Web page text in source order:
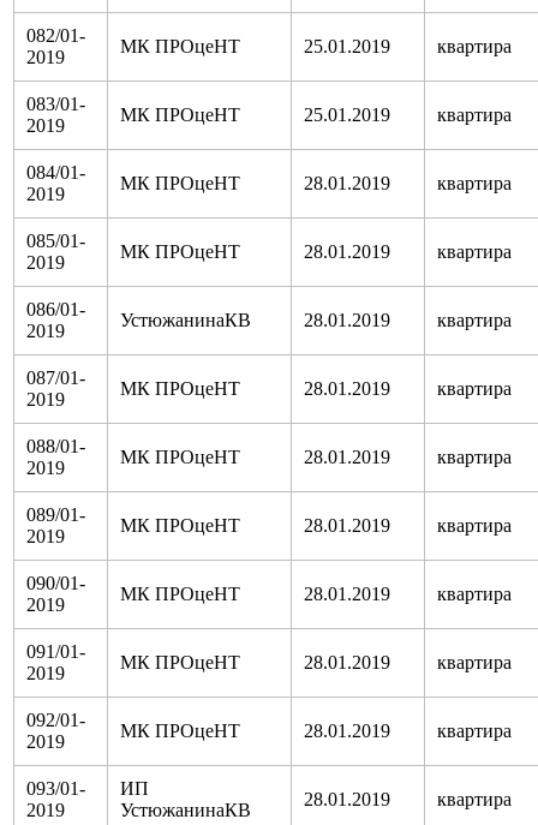
082/01-
2019
МК ПРОцеНТ 25.01.2019 квартира
083/01-
2019
МК ПРОцеНТ 25.01.2019 квартира
084/01-
2019
МК ПРОцеНТ 28.01.2019 квартира
085/01-
2019
МК ПРОцеНТ 28.01.2019 квартира
086/01-
2019
УстюжанинаКВ 28.01.2019 квартира
087/01-
2019
МК ПРОцеНТ 28.01.2019 квартира
088/01-
2019
МК ПРОцеНТ 28.01.2019 квартира
089/01-
2019
МК ПРОцеНТ 28.01.2019 квартира
090/01-
2019
МК ПРОцеНТ 28.01.2019 квартира
091/01-
2019
МК ПРОцеНТ 28.01.2019 квартира
092/01-
2019
МК ПРОцеНТ 28.01.2019 квартира
093/01-
2019
ИП
УстюжанинаКВ
28.01.2019 квартира